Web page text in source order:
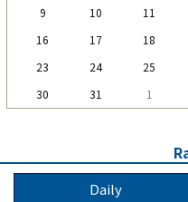
9
10 11
16
17 18
23
24 25
30
31 1
Daily